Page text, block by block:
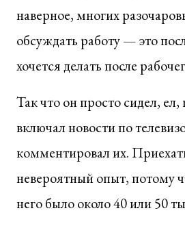
наверное, многих
обсуждать работу — это
хочется делать после
Так что он просто сидел,
включал новости по
комментировал их.
невероятный опыт, потому
него было около 40 или 50